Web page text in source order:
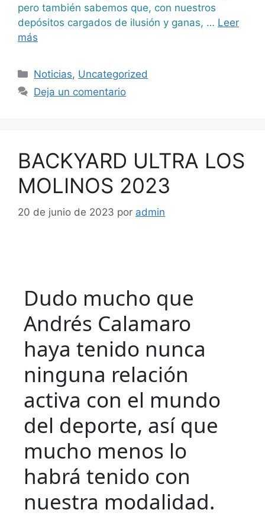
pero también sabemos que, con nuestros
depósitos cargados de ilusión y ganas, … Leer
más
Noticias, Uncategorized
Deja un comentario
BACKYARD ULTRA LOS
MOLINOS 2023
20 de junio de 2023 por admin
Dudo mucho que
Andrés Calamaro
haya tenido nunca
ninguna relación
activa con el mundo
del deporte, así que
mucho menos lo
habrá tenido con
nuestra modalidad.